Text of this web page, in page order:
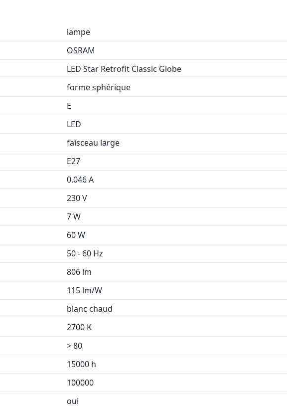
lampe
OSRAM
LED Star Retrofit Classic Globe
forme sphérique
E
LED
faisceau large
E27
0.046 A
230 V
7 W
60 W
50 - 60 Hz
806 lm
115 lm/W
blanc chaud
2700 K
> 80
15000 h
100000
oui